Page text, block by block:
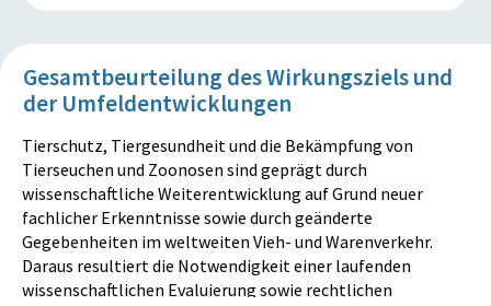
Gesamtbeurteilung des Wirkungsziels und
der Umfeldentwicklungen
Tierschutz, Tiergesundheit und die Bekämpfung von
Tierseuchen und Zoonosen sind geprägt durch
wissenschaftliche Weiterentwicklung auf Grund neuer
fachlicher Erkenntnisse sowie durch geänderte
Gegebenheiten im weltweiten Vieh- und Warenverkehr.
Daraus resultiert die Notwendigkeit einer laufenden
wissenschaftlichen Evaluierung sowie rechtlichen